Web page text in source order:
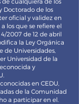
Doctorado de los
oficial y validez en
los que se refiere el
2007 de 12 de abril
la Ley Orgánica
de Universidades,
Universidad de la
y
en CEDU,
de la Comunidad
a participar en el.